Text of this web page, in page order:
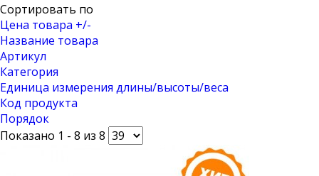
Сортировать по
Цена товара +/-
Название товара
Артикул
Категория
Единица измерения длины/высоты/веса
Код продукта
Порядок
Показано 1 - 8 из 8